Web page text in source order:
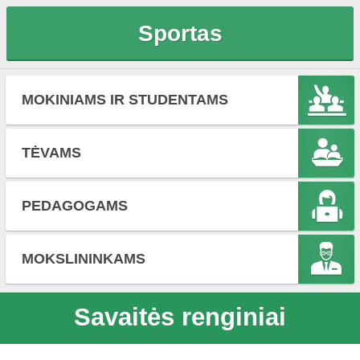
Sportas
MOKINIAMS IR STUDENTAMS
TĖVAMS
PEDAGOGAMS
MOKSLININKAMS
Savaitės renginiai